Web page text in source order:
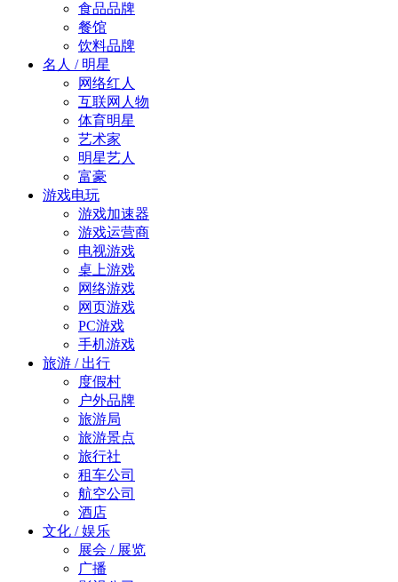
食品品牌
餐馆
饮料品牌
名人 / 明星
网络红人
互联网人物
体育明星
艺术家
明星艺人
富豪
游戏电玩
游戏加速器
游戏运营商
电视游戏
桌上游戏
网络游戏
网页游戏
PC游戏
手机游戏
旅游 / 出行
度假村
户外品牌
旅游局
旅游景点
旅行社
租车公司
航空公司
酒店
文化 / 娱乐
展会 / 展览
广播